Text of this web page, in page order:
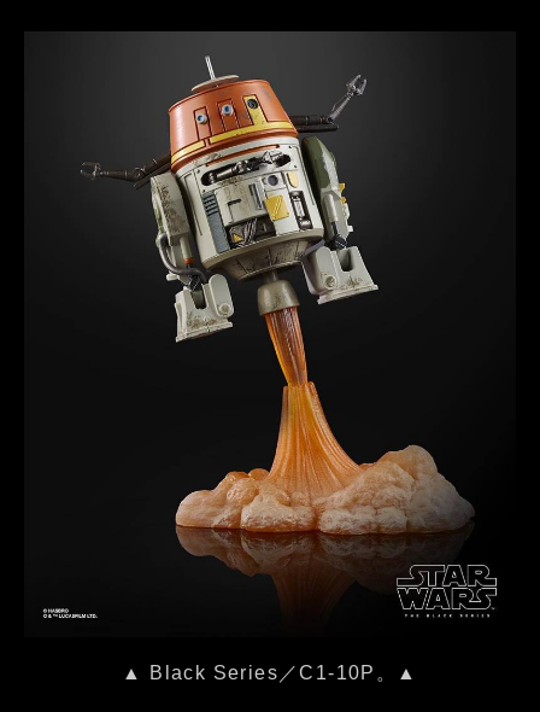
▲ Black Series／C1-10P。▲